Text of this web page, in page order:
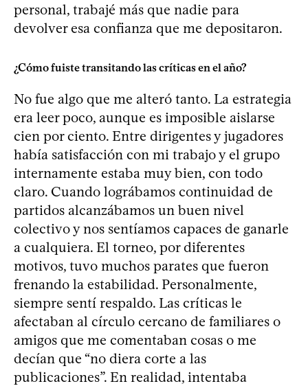
personal, trabajé más que nadie para
devolver esa confianza que me depositaron.
¿Cómo fuiste transitando las críticas en el año?
No fue algo que me alteró tanto. La estrategia
era leer poco, aunque es imposible aislarse
cien por ciento. Entre dirigentes y jugadores
había satisfacción con mi trabajo y el grupo
internamente estaba muy bien, con todo
claro. Cuando lográbamos continuidad de
partidos alcanzábamos un buen nivel
colectivo y nos sentíamos capaces de ganarle
a cualquiera. El torneo, por diferentes
motivos, tuvo muchos parates que fueron
frenando la estabilidad. Personalmente,
siempre sentí respaldo. Las críticas le
afectaban al círculo cercano de familiares o
amigos que me comentaban cosas o me
decían que “no diera corte a las
publicaciones”. En realidad, intentaba